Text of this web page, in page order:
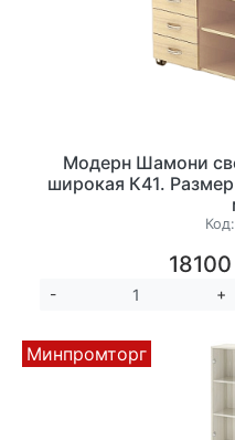
Модерн Шамони
широкая К41.
Код:
- +
Минпромторг